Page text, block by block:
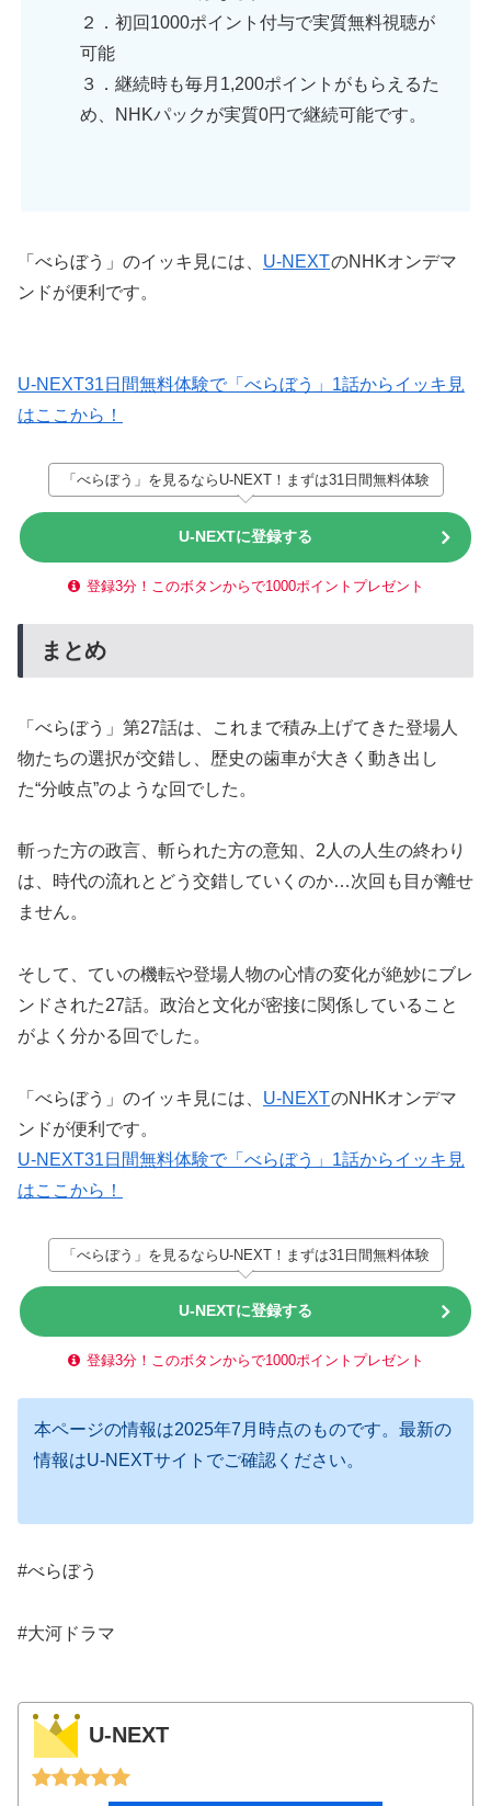
２．初回1000ポイント付与で実質無料視聴が
可能
３．継続時も毎月1,200ポイントがもらえるた
め、NHKパックが実質0円で継続可能です。
「べらぼう」のイッキ見には、 U-NEXTのNHKオンデマ
ンドが便利です。
U-NEXT31日間無料体験で「べらぼう」1話からイッキ見
はここから！
「べらぼう」を見るならU-NEXT！まずは31日間無料体験
U-NEXTに登録する
登録3分！このボタンからで1000ポイントプレゼント
まとめ
「べらぼう」第27話は、これまで積み上げてきた登場人
物たちの選択が交錯し、歴史の歯車が大きく動き出し
た“分岐点”のような回でした。
斬った方の政言、斬られた方の意知、2人の人生の終わり
は、時代の流れとどう交錯していくのか…次回も目が離せ
ません。
そして、ていの機転や登場人物の心情の変化が絶妙にブレ
ンドされた27話。政治と文化が密接に関係していること
がよく分かる回でした。
「べらぼう」のイッキ見には、 U-NEXTのNHKオンデマ
ンドが便利です。
U-NEXT31日間無料体験で「べらぼう」1話からイッキ見
はここから！
「べらぼう」を見るならU-NEXT！まずは31日間無料体験
U-NEXTに登録する
登録3分！このボタンからで1000ポイントプレゼント
本ページの情報は2025年7月時点のものです。最新の
情報はU-NEXTサイトでご確認ください。
#べらぼう
#大河ドラマ
U-NEXT